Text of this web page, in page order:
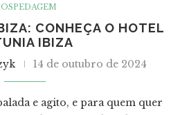
CONHEÇA O HOTEL
IBIZA
14 de outubro de 2024
e agito, e para quem quer